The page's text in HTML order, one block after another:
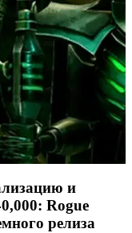
и
Rogue
релиза